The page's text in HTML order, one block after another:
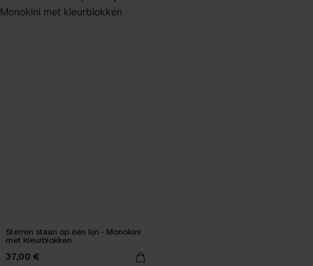
Sterren staan op één lijn - Monokini
met kleurblokken
37,00 €